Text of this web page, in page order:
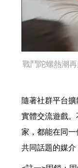
戰鬥陀螺熱潮
隨著社群平台
實體交流遊戲
家，都能在同
共同話題的媒介